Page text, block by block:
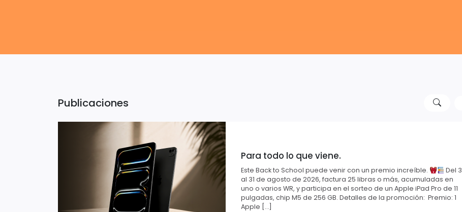
Publicaciones
Para todo lo que viene.
Este Back to School puede venir con un premio increíble.
Del 3
al 31 de agosto de 2026, factura 25 libras o más, acumuladas en
uno o varios WR, y participa en el sorteo de un Apple iPad Pro de 11
pulgadas, chip M5 de 256 GB. Detalles de la promoción: Premio: 1
Apple […]